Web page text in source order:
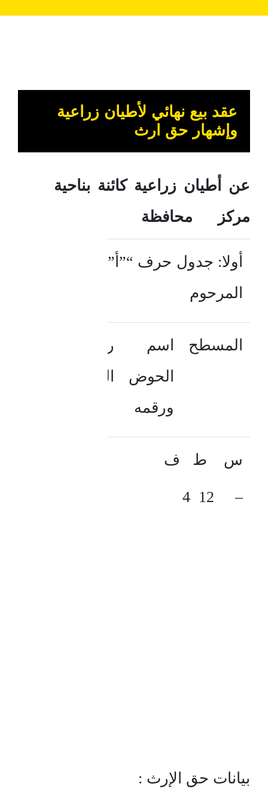
عقد بيع نهائي لأطيان زراعية
وإشهار حق ارث
عن أطيان زراعية كائنة بناحية
مركز محافظة
أولا: جدول حرف “”أ”” خاص بإشهار
المرحوم
المسطح
اسم
الحوض
ورقمه
رقم
اللوحة
س ط ف
– 12 4
بيانات حق الإرث :